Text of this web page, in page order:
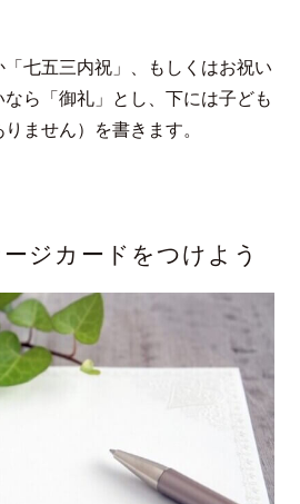
七五三内祝」、もしくはお祝い
ら「御礼」とし、下には子ども
ません）を書きます。
ジカードをつけよう